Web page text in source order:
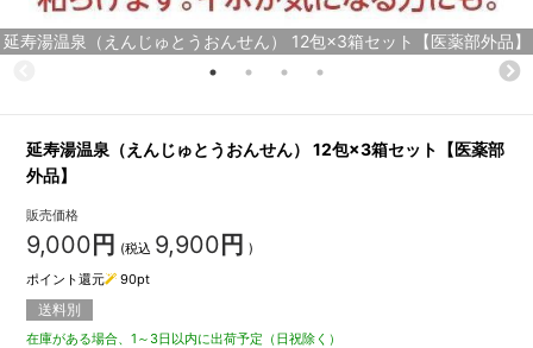
延寿湯温泉（えんじゅとうおんせん） 12包×3箱セット【医薬部外品】
延寿湯温泉（えんじゅとうおんせん） 12包×3箱セット【医薬部
外品】
販売価格
9,000 円 (税込 9,900 円 )
ポイント還元
90pt
送料別
在庫がある場合、1～3日以内に出荷予定（日祝除く）